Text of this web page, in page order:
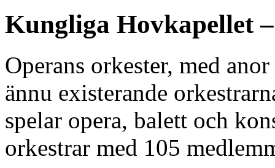
Kungliga Hovkapellet
Operans orkester, med
ännu existerande
spelar opera, balett och
orkestrar med 105